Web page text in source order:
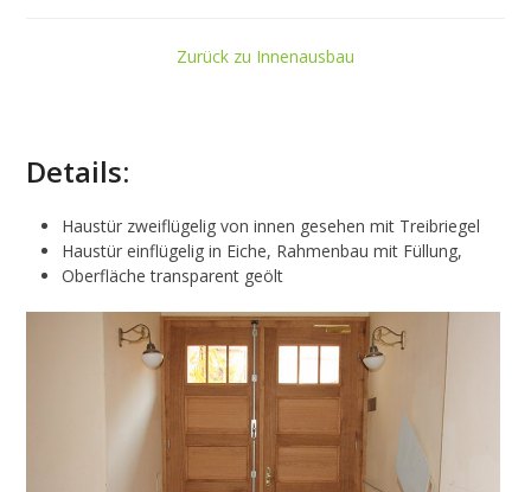
Zurück zu Innenausbau
Details:
Haustür zweiflügelig von innen gesehen mit Treibriegel
Haustür einflügelig in Eiche, Rahmenbau mit Füllung,
Oberfläche transparent geölt